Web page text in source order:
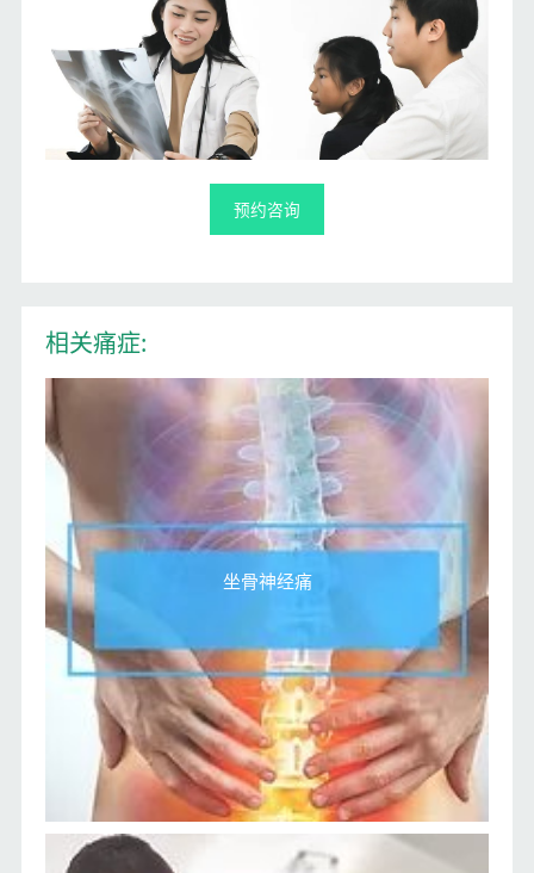
预约咨询
相关痛症:
坐骨神经痛